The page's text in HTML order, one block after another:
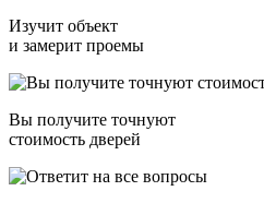
Изучит объект
и замерит проемы
Вы получите точнуют
стоимость дверей